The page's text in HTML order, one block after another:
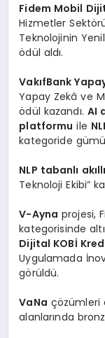
Fidem Mobil
Hizmetler
Teknolojinin
ödül aldı.
VakıfBank
Yapay Zekâ ve
ödül kazandı. AI
platformu ile
kategoride
NLP tabanlı
Teknoloji Ekibi”
V-Ayna projesi,
kategorisinde
Dijital KOBİ
Uygulamada
görüldü.
VaNa çözümleri
alanlarında